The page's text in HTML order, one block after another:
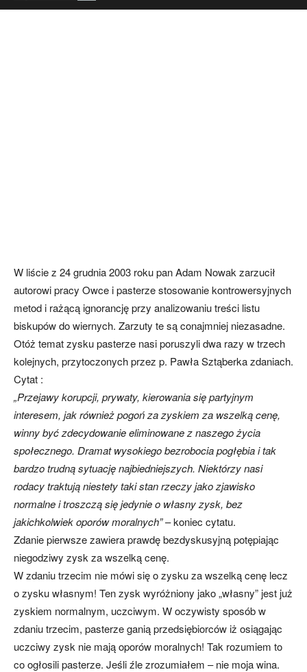
W liście z 24 grudnia 2003 roku pan Adam Nowak zarzucił
autorowi pracy Owce i pasterze stosowanie kontrowersyjnych
metod i rażącą ignorancję przy analizowaniu treści listu
biskupów do wiernych. Zarzuty te są conajmniej niezasadne.
Otóż temat zysku pasterze nasi poruszyli dwa razy w trzech
kolejnych, przytoczonych przez p. Pawła Sztąberka zdaniach.
Cytat :
„Przejawy korupcji, prywaty, kierowania się partyjnym
interesem, jak również pogoń za zyskiem za wszelką cenę,
winny być zdecydowanie eliminowane z naszego życia
społecznego. Dramat wysokiego bezrobocia pogłębia i tak
bardzo trudną sytuację najbiedniejszych. Niektórzy nasi
rodacy traktują niestety taki stan rzeczy jako zjawisko
normalne i troszczą się jedynie o własny zysk, bez
jakichkolwiek oporów moralnych”– koniec cytatu.
Zdanie pierwsze zawiera prawdę bezdyskusyjną potępiając
niegodziwy zysk za wszelką cenę.
W zdaniu trzecim nie mówi się o zysku za wszelką cenę lecz
o zysku własnym! Ten zysk wyróżniony jako „własny” jest już
zyskiem normalnym, uczciwym. W oczywisty sposób w
zdaniu trzecim, pasterze ganią przedsiębiorców iż osiągając
uczciwy zysk nie mają oporów moralnych! Tak rozumiem to
co ogłosili pasterze. Jeśli źle zrozumiałem – nie moja wina.